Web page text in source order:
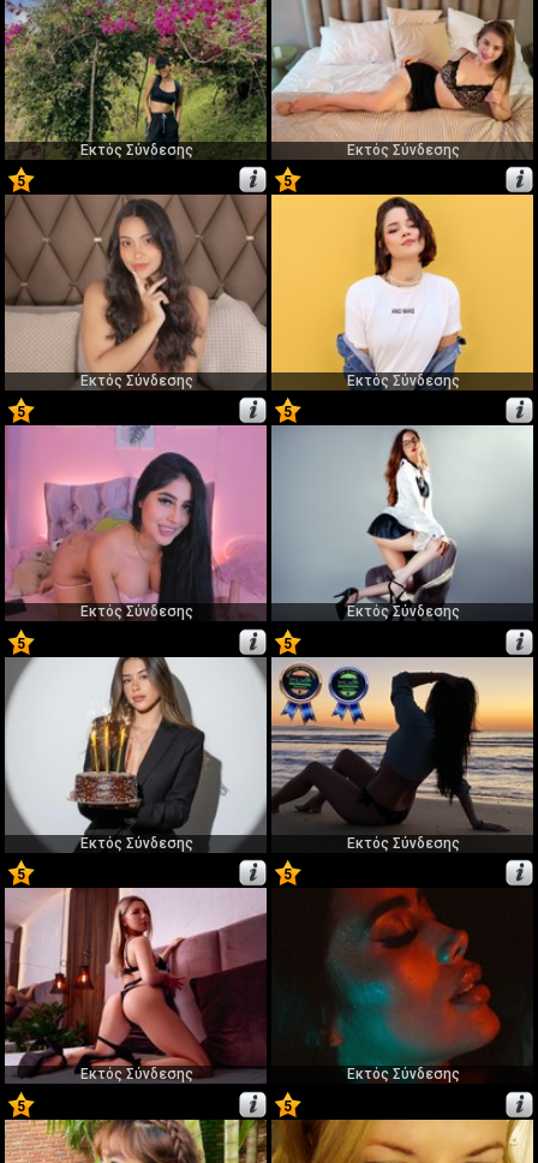
Εκτός Σύνδεσης
Εκτός Σύνδεσης
5
43
Εκτός Σύνδεσης
5
Εκτός Σύνδεσης
5
Εκτός Σύνδεσης
5
Εκτός Σύνδεσης
5
47
Εκτός Σύνδεσης
5
48
Εκτός Σύνδεσης
5
Εκτός Σύνδεσης
5
Εκτός Σύνδεσης
5
51
5
52